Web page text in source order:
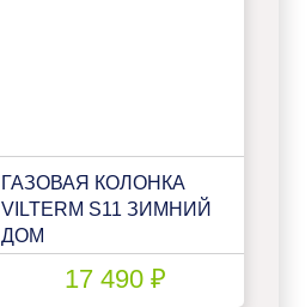
ГАЗОВАЯ КОЛОНКА
VILTERM S11 ЗИМНИЙ
ДОМ
17 490 ₽